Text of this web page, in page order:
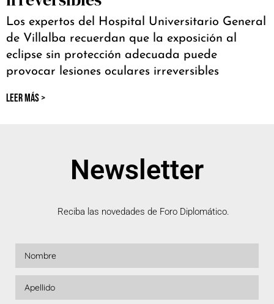
Los expertos del Hospital Universitario General
de Villalba recuerdan que la exposición al
eclipse sin protección adecuada puede
provocar lesiones oculares irreversibles
LEER MÁS >
Newsletter
Reciba las novedades de Foro Diplomático.